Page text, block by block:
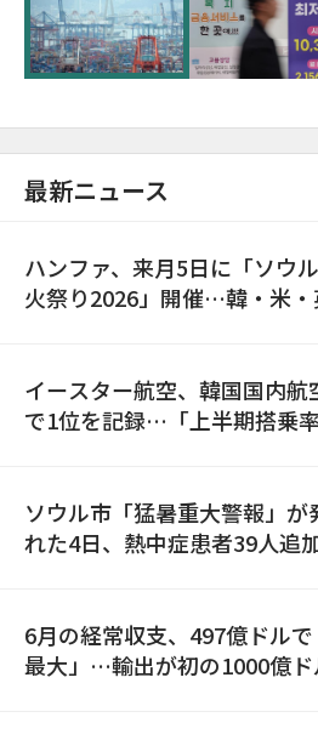
が初の1000億ドル突破
最新ニュース
ハンファ、来月5日に「ソウ
火祭り2026」開催…韓・米・
イースター航空、韓国国内航
で1位を記録…「上半期搭乗率
ソウル市「猛暑重大警報」が
れた4日、熱中症患者39人追
6月の経常収支、497億ドル
最大」…輸出が初の1000億